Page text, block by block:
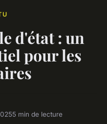
d'état : un
pour les
5 min de lecture